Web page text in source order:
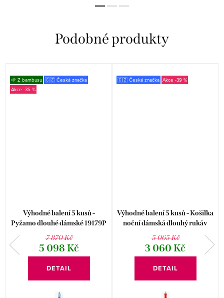
🌱 Z bambusu 🇨🇿 Česká značka
-35 %
Výhodné balení 5 kusů -
Pyžamo dlouhé dámské 19179P
7 870 Kč
5 098 Kč
DETAIL
🇨🇿 Česká značka -39 %
Výhodné balení 5 kusů - Košilka
noční dámská dlouhý rukáv
19133P
5 065 Kč
3 060 Kč
DETAIL